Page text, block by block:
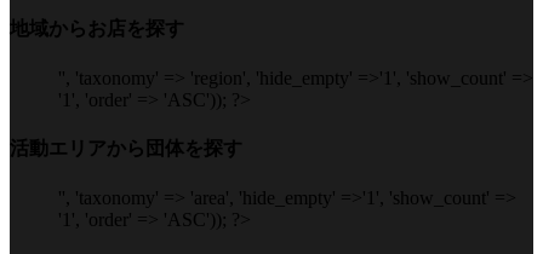
地域からお店を探す
'', 'taxonomy' => 'region', 'hide_empty' =>'1', 'show_count' =>
'1', 'order' => 'ASC')); ?>
活動エリアから団体を探す
'', 'taxonomy' => 'area', 'hide_empty' =>'1', 'show_count' =>
'1', 'order' => 'ASC')); ?>